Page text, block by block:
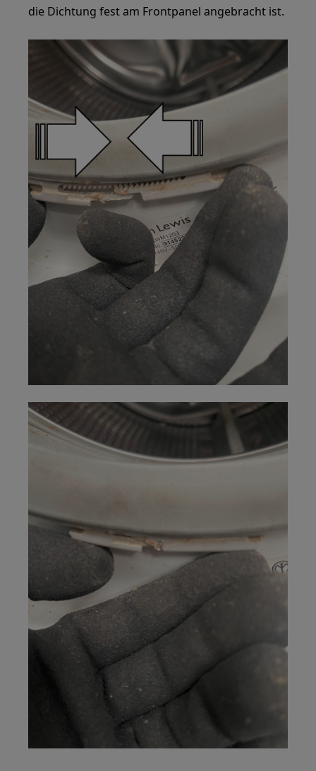
die Dichtung fest am Frontpanel angebracht ist.